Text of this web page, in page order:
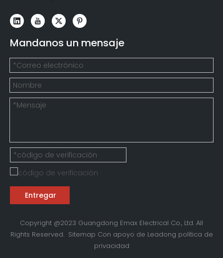
Mandanos un mensaje
Entregar
Copyright @2023 Guangdong Emax Electrical Co., Ltd. All
Rights Reserved. Sitemap Con apoyo de Leadong política de
privacidad